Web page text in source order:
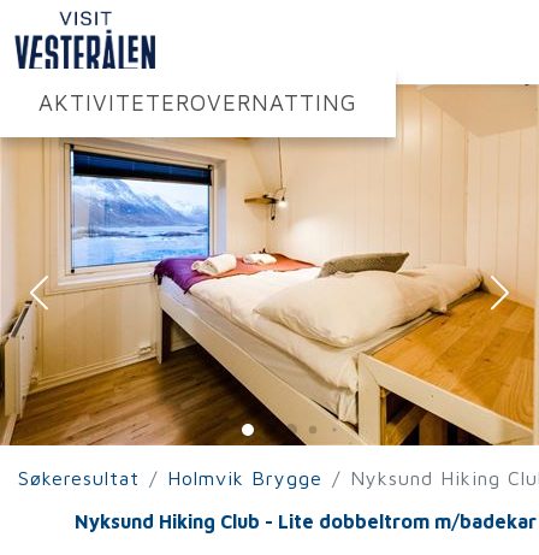
AKTIVITETEROVERNATTING
Søkeresultat Holmvik Brygge
Nyksund Hiking
Nyksund Hiking Club - Lite dobbeltrom m/badekar